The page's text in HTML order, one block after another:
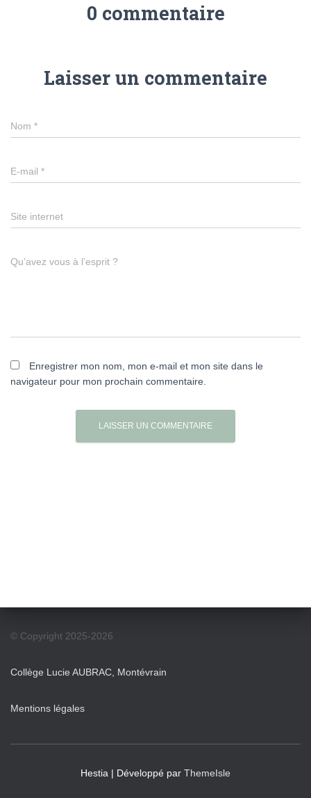
0 commentaire
Laisser un commentaire
Nom *
E-mail *
Site internet
Qu’avez vous à l’esprit ?
Enregistrer mon nom, mon e-mail et mon site dans le
navigateur pour mon prochain commentaire.
© Copyright 2025-2026
Collège Lucie AUBRAC, Montévrain
Mentions légales
Hestia | Développé par ThemeIsle